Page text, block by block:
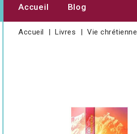
Accueil Blog
Accueil Livres Vie chrétienne